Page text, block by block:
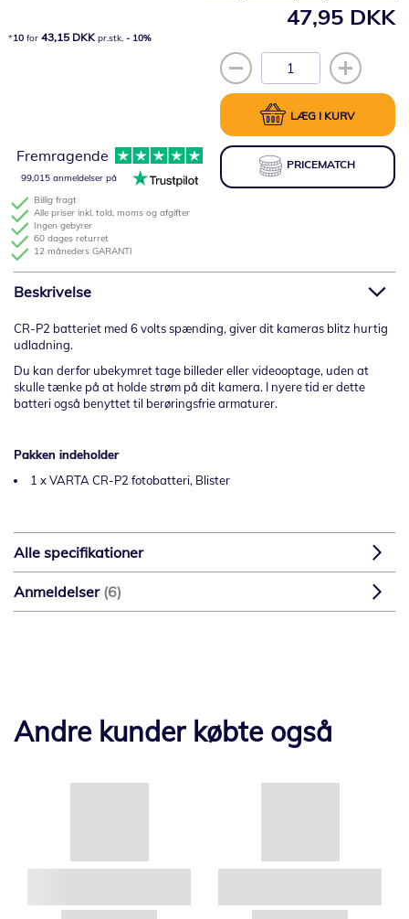
47,95 DKK
LÆG I KURV
PRICEMATCH
10 for43,15 DKK pr.stk.- 10%
Billig fragt
Alle priser inkl. told, moms og afgifter
Ingen gebyrer
60 dages returret
12 måneders GARANTI
Fremragende
99,015 anmeldelser på
Beskrivelse
CR-P2 batteriet med 6 volts spænding, giver dit kameras blitz hurtig
udladning.
Du kan derfor ubekymret tage billeder eller videooptage, uden at
skulle tænke på at holde strøm på dit kamera. I nyere tid er dette
batteri også benyttet til berøringsfrie armaturer.
Pakken indeholder
1 x VARTA CR-P2 fotobatteri, Blister
Alle specifikationer
Anmeldelser 6
Andre kunder købte også